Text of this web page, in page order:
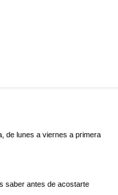
de lunes a viernes a primera
saber antes de acostarte